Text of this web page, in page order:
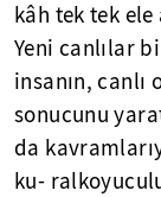
kâh tek tek
Yeni canlılar
insanın,
sonucunu
da
ku-